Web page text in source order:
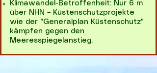
Klimawandel-Betroffenheit: Nur 6 m
über NHN – Küstenschutzprojekte
wie der "Generalplan Küstenschutz"
kämpfen gegen den
Meeresspiegelanstieg.